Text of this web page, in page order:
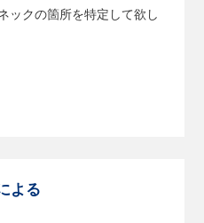
ックの箇所を特定して欲し
よる